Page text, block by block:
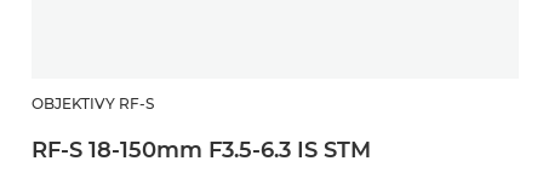
OBJEKTIVY RF-S
RF-S 18-150mm F3.5-6.3 IS STM